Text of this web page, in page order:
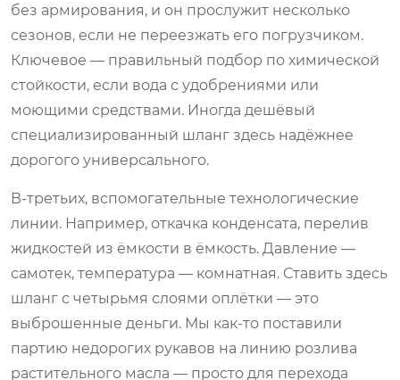
без армирования, и он прослужит несколько
сезонов, если не переезжать его погрузчиком.
Ключевое — правильный подбор по химической
стойкости, если вода с удобрениями или
моющими средствами. Иногда дешёвый
специализированный шланг здесь надёжнее
дорогого универсального.
В-третьих, вспомогательные технологические
линии. Например, откачка конденсата, перелив
жидкостей из ёмкости в ёмкость. Давление —
самотек, температура — комнатная. Ставить здесь
шланг с четырьмя слоями оплётки — это
выброшенные деньги. Мы как-то поставили
партию недорогих рукавов на линию розлива
растительного масла — просто для перехода